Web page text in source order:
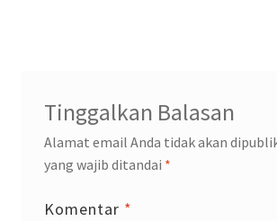
Tinggalkan Balasan
Alamat email Anda tidak akan
yang wajib ditandai *
Komentar *